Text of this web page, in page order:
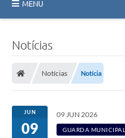
MENU
Licitações / PCA
Transparência
Notícias
Notícias Notícia
JUN
09
09 JUN 2026
GUARDA MUNICIPAL